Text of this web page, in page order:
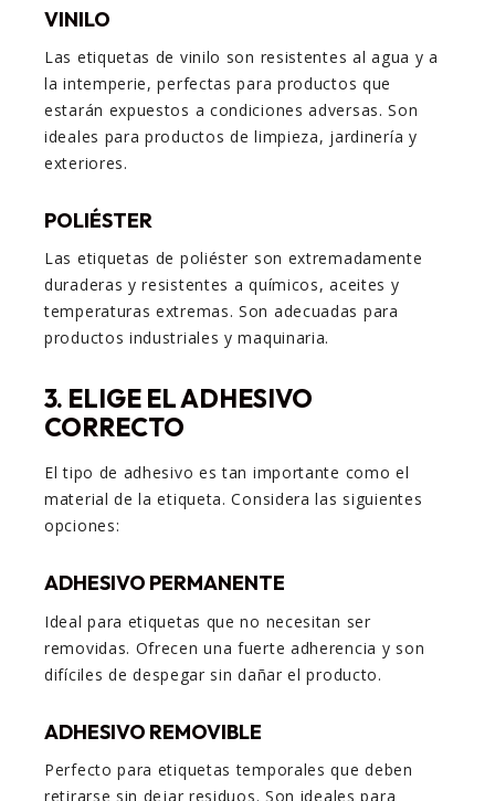
VINILO
Las etiquetas de vinilo son resistentes al agua y a
la intemperie, perfectas para productos que
estarán expuestos a condiciones adversas. Son
ideales para productos de limpieza, jardinería y
exteriores.
POLIÉSTER
Las etiquetas de poliéster son extremadamente
duraderas y resistentes a químicos, aceites y
temperaturas extremas. Son adecuadas para
productos industriales y maquinaria.
3. ELIGE EL ADHESIVO
CORRECTO
El tipo de adhesivo es tan importante como el
material de la etiqueta. Considera las siguientes
opciones:
ADHESIVO PERMANENTE
Ideal para etiquetas que no necesitan ser
removidas. Ofrecen una fuerte adherencia y son
difíciles de despegar sin dañar el producto.
ADHESIVO REMOVIBLE
Perfecto para etiquetas temporales que deben
retirarse sin dejar residuos. Son ideales para